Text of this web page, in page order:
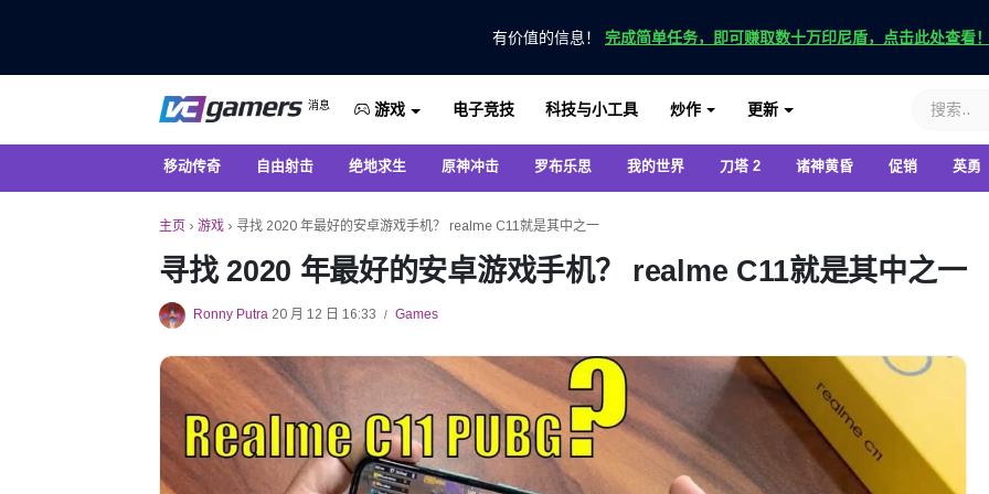
有价值的信息！ 完成简单任务，即可赚取数十万印尼盾，点击此处查看！
VC游戏新闻
消息
仅在 VCGamers 获取最新的游戏新闻
游戏 电子竞技 科技与小工具 炒作 更新
移动传奇 自由射击 绝地求生 原神冲击 罗布乐思 我的世界 刀塔 2 诸神黄昏 促销 英勇
主页 › 游戏 › 寻找 2020 年最好的安卓游戏手机？ realme C11就是其中之一
寻找 2020 年最好的安卓游戏手机？ realme C11就是其中之一
Ronny Putra 20 月 12 日 16:33 / Games